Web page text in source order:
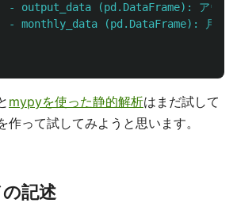
- output_data (pd.DataFrame): アウト
- monthly_data (pd.DataFrame): 月次
mypyを使った静的解析はまだ試して
作って試してみようと思います。
記述